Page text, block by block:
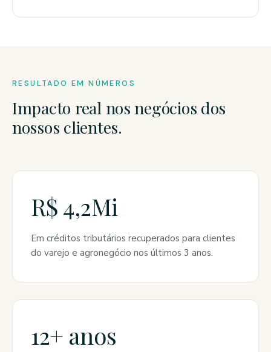
RESULTADO EM NÚMEROS
Impacto real nos negócios dos
nossos clientes.
R$ 4,2Mi
Em créditos tributários recuperados para clientes
do varejo e agronegócio nos últimos 3 anos.
12+ anos